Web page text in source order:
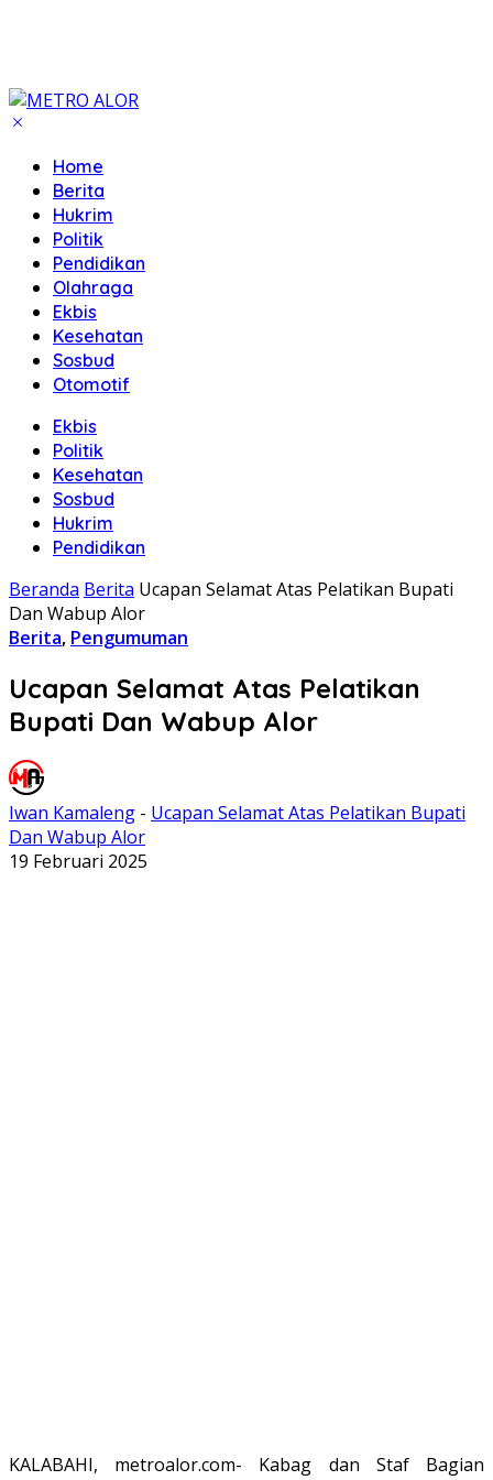
Home
Berita
Hukrim
Politik
Pendidikan
Olahraga
Ekbis
Kesehatan
Sosbud
Otomotif
Ekbis
Politik
Kesehatan
Sosbud
Hukrim
Pendidikan
Beranda Berita Ucapan Selamat Atas Pelatikan Bupati
Dan Wabup Alor
Berita, Pengumuman
Ucapan Selamat Atas Pelatikan
Bupati Dan Wabup Alor
Iwan Kamaleng - Ucapan Selamat Atas Pelatikan Bupati
Dan Wabup Alor
19 Februari 2025
KALABAHI, metroalor.com- Kabag dan Staf Bagian